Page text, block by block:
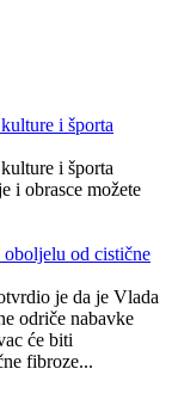
i športa
i športa
i obrasce možete
od cistične
je da je Vlada
odriče nabavke
će biti
fibroze...